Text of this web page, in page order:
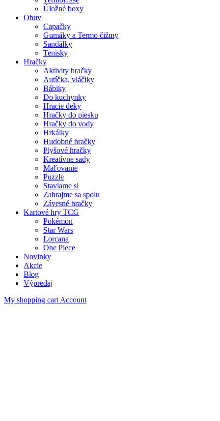
Úložné boxy
Obuv
Capačky
Gumáky a Termo čižmy
Sandálky
Tenisky
Hračky
Aktivity hračky
Autíčka, vláčiky
Bábiky
Do kuchynky
Hracie deky
Hračky do piesku
Hračky do vody
Hrkálky
Hudobné hračky
Plyšové hračky
Kreatívne sady
Maľovanie
Puzzle
Staviame si
Zahrajme sa spolu
Závesné hračky
Kartové hry TCG
Pokémon
Star Wars
Lorcana
One Piece
Novinky
Akcie
Blog
Výpredaj
My shopping cart Account